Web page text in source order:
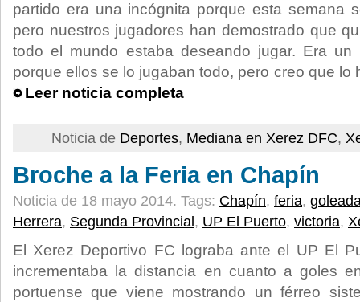
partido era una incógnita porque esta semana
pero nuestros jugadores han demostrado que
todo el mundo estaba deseando jugar. Era un
porque ellos se lo jugaban todo, pero creo que lo
Leer noticia completa
Noticia de Deportes, Mediana en Xerez DFC,
Broche a la Feria en Chapín
Noticia de 18 mayo 2014. Tags: Chapín, feria,
Herrera, Segunda Provincial , UP El Puerto, victoria,
El Xerez Deportivo FC lograba ante el UP El
incrementaba la distancia en cuanto a goles
portuense que viene mostrando un férreo